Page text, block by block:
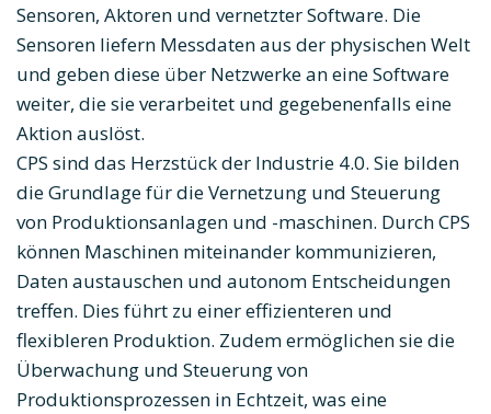
Sensoren, Aktoren und vernetzter Software. Die
Sensoren liefern Messdaten aus der physischen Welt
und geben diese über Netzwerke an eine Software
weiter, die sie verarbeitet und gegebenenfalls eine
Aktion auslöst.
CPS sind das Herzstück der Industrie 4.0. Sie bilden
die Grundlage für die Vernetzung und Steuerung
von Produktionsanlagen und -maschinen. Durch CPS
können Maschinen miteinander kommunizieren,
Daten austauschen und autonom Entscheidungen
treffen. Dies führt zu einer effizienteren und
flexibleren Produktion. Zudem ermöglichen sie die
Überwachung und Steuerung von
Produktionsprozessen in Echtzeit, was eine